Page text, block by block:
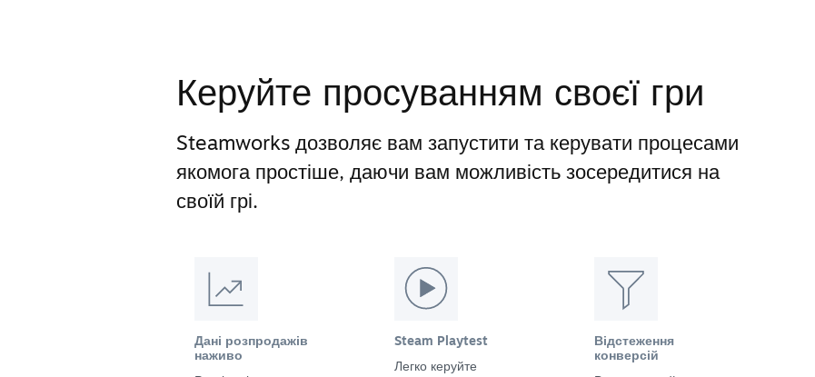
Керуйте просуванням своєї гри
Steamworks дозволяє вам запустити та керувати процесами
якомога простіше, даючи вам можливість зосередитися на
своїй грі.
Дані розпродажів
наживо
Steam Playtest
Легко керуйте
Відстеження
конверсій